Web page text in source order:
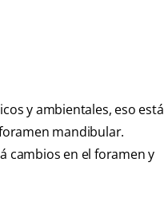
y ambientales, eso está
mandibular.
cambios en el foramen y